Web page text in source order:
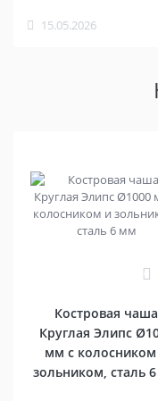
15.05.2026
Костровая чаша
Круглая Элипс
мм с
зольником, сталь